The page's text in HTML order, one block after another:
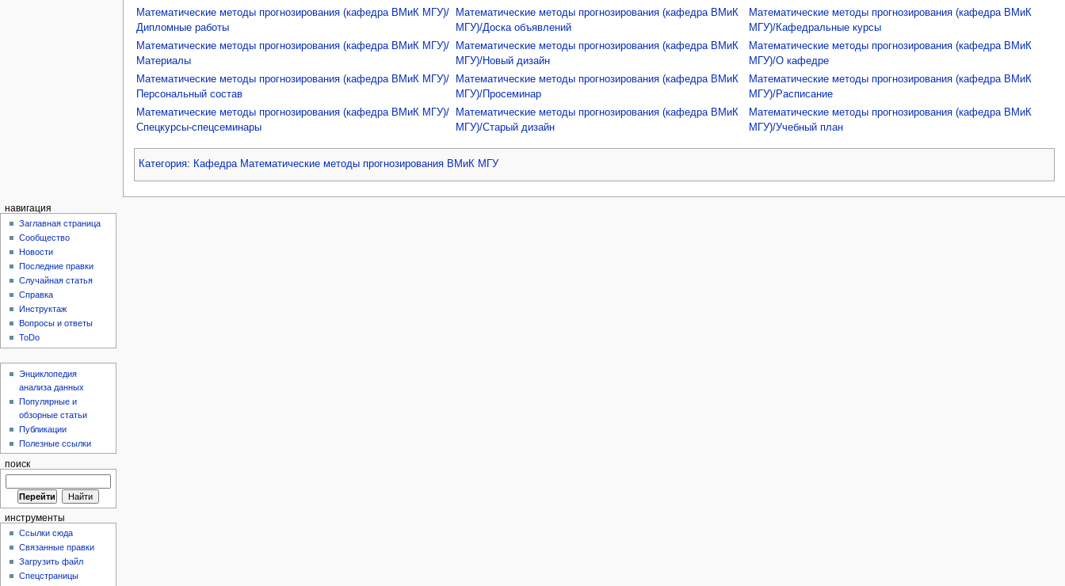
Математические методы прогнозирования (кафедра ВМиК МГУ)/
Дипломные работы
Математические методы прогнозирования (кафедра ВМиК
МГУ)/Доска объявлений
Математические методы прогнозирования (кафедра ВМиК
МГУ)/Кафедральные курсы
Математические методы прогнозирования (кафедра ВМиК МГУ)/
Материалы
Математические методы прогнозирования (кафедра ВМиК
МГУ)/Новый дизайн
Математические методы прогнозирования (кафедра ВМиК
МГУ)/О кафедре
Математические методы прогнозирования (кафедра ВМиК МГУ)/
Персональный состав
Математические методы прогнозирования (кафедра ВМиК
МГУ)/Просеминар
Математические методы прогнозирования (кафедра ВМиК
МГУ)/Расписание
Математические методы прогнозирования (кафедра ВМиК МГУ)/
Спецкурсы-спецсеминары
Математические методы прогнозирования (кафедра ВМиК
МГУ)/Старый дизайн
Математические методы прогнозирования (кафедра ВМиК
МГУ)/Учебный план
Категория: Кафедра Математические методы прогнозирования ВМиК МГУ
навигация
Заглавная страница
Сообщество
Новости
Последние правки
Случайная статья
Справка
Инструктаж
Вопросы и ответы
ToDo
Энциклопедия
анализа данных
Популярные и
обзорные статьи
Публикации
Полезные ссылки
поиск
инструменты
Ссылки сюда
Связанные правки
Загрузить файл
Спецстраницы